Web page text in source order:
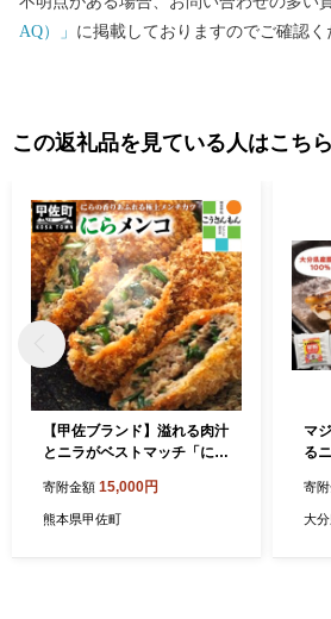
AQ）」 に掲載しておりますのでご確認く
この返礼品を見ている人はこち
【甲佐ブランド】溢れる肉汁
とニラがベストマッチ「にら
定商品】 - にらメンコ こうさ
んもん メンチカツ にら ニラ
寄附金額 15,000円
熊本県甲佐町
マ
る
(ニ
パ
寄
大